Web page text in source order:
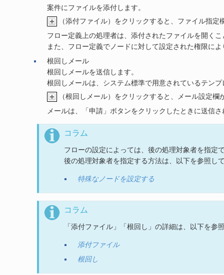
案件にファイルを添付します。
（添付ファイル）をクリックすると、ファイル指定
フロー定義上の処理者は、添付されたファイルを開く
また、フロー定義でノードに対して設定された権限に
根回しメール
根回しメールを送信します。
根回しメールは、システム標準で用意されているテン
（根回しメール）をクリックすると、メール設定欄
メールは、「申請」ボタンをクリックしたときに送信さ
コラム
フローの設定によっては、後の処理対象者を指定
後の処理対象者を指定する方法は、以下を参照し
特殊なノードを設定する
コラム
「添付ファイル」「根回し」の詳細は、以下を参
添付ファイル
根回し